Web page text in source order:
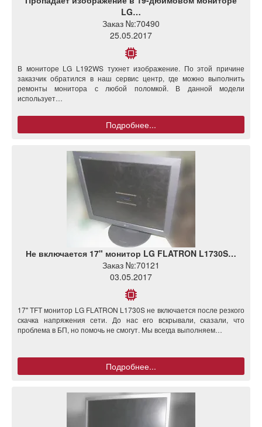
LG…
Заказ №:70490
25.05.2017
В мониторе LG L192WS тухнет изображение. По этой причине
заказчик обратился в наш сервис центр, где можно выполнить
ремонты монитора с любой поломкой. В данной модели
использует…
Подробнее...
Не включается 17" монитор LG FLATRON L1730S…
Заказ №:70121
03.05.2017
17" TFT монитор LG FLATRON L1730S не включается после резкого
скачка напряжения сети. До нас его вскрывали, сказали, что
проблема в БП, но помочь не смогут. Мы всегда выполняем…
Подробнее...